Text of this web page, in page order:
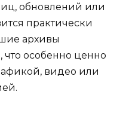
обновлений или
практически
архивы
что особенно ценно
видео или